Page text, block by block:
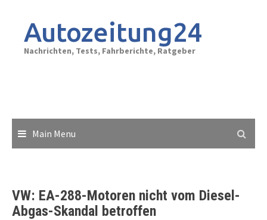
contentAutozeitung24
Nachrichten, Tests, Fahrberichte, Ratgeber
Main Menu
VW: EA-288-Motoren nicht vom Diesel-
Abgas-Skandal betroffen